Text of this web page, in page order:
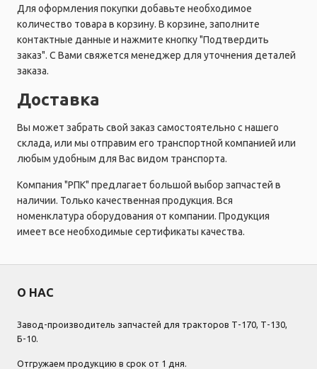
Для оформления покупки добавьте необходимое
количество товара в корзину. В корзине, заполните
контактные данные и нажмите кнопку "Подтвердить
заказ". С Вами свяжется менеджер для уточнения деталей
заказа.
Доставка
Вы может забрать свой заказ самостоятельно с нашего
склада, или мы отправим его транспортной компанией или
любым удобным для Вас видом транспорта.
Компания "РПК" предлагает большой выбор запчастей в
наличии. Только качественная продукция. Вся
номенклатура оборудования от компании. Продукция
имеет все необходимые сертификаты качества.
О НАС
Завод-производитель запчастей для тракторов Т-170, Т-130,
Б-10.
Отгружаем продукцию в срок от 1 дня.